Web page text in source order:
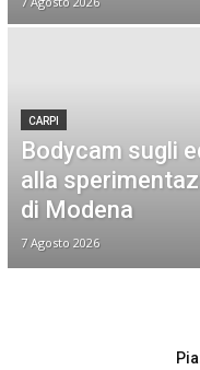
CARPI
Bodycam sugli
alla
di Modena
7 Agosto 2026